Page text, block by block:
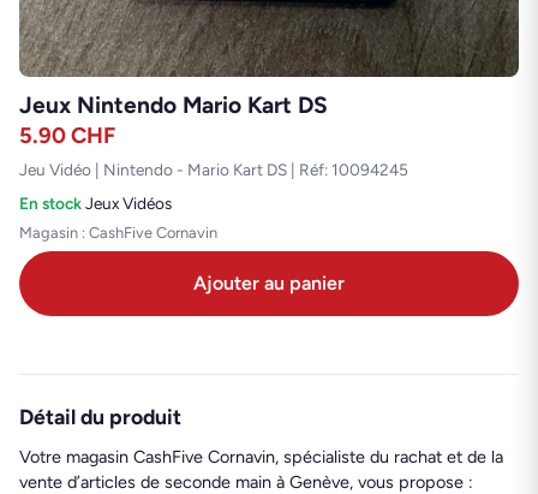
Jeux Nintendo Mario Kart DS
5.90CHF
Jeu Vidéo | Nintendo - Mario Kart DS | Réf: 10094245
En stock·Jeux Vidéos
Magasin : CashFive Cornavin
Ajouter au panier
Détail du produit
Votre magasin CashFive Cornavin, spécialiste du rachat et de la
vente d’articles de seconde main à Genève, vous propose :